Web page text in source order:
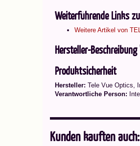
Weiterführende Links
Weitere Artikel von
Hersteller-Beschreibung
Produktsicherheit
Hersteller: Tele Vue Optics,
Verantwortliche Person:
Kunden kauften auch: